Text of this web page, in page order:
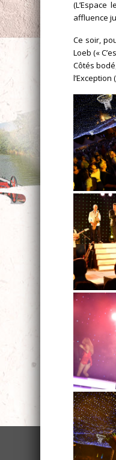
affluence
Ce soir,
Loeb («
Côtés